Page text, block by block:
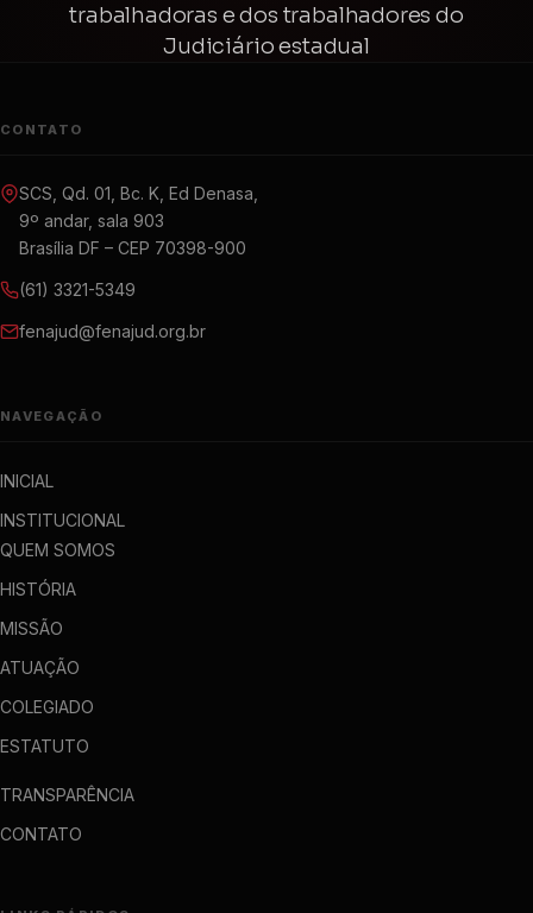
trabalhadoras e dos trabalhadores do
Judiciário estadual
CONTATO
SCS, Qd. 01, Bc. K, Ed Denasa,
9º andar, sala 903
Brasília DF – CEP 70398-900
(61) 3321-5349
fenajud@fenajud.org.br
NAVEGAÇÃO
INICIAL
INSTITUCIONAL
QUEM SOMOS
HISTÓRIA
MISSÃO
ATUAÇÃO
COLEGIADO
ESTATUTO
TRANSPARÊNCIA
CONTATO